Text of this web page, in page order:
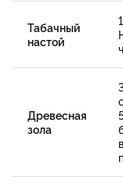
Табачный
настой
Древесная
зола